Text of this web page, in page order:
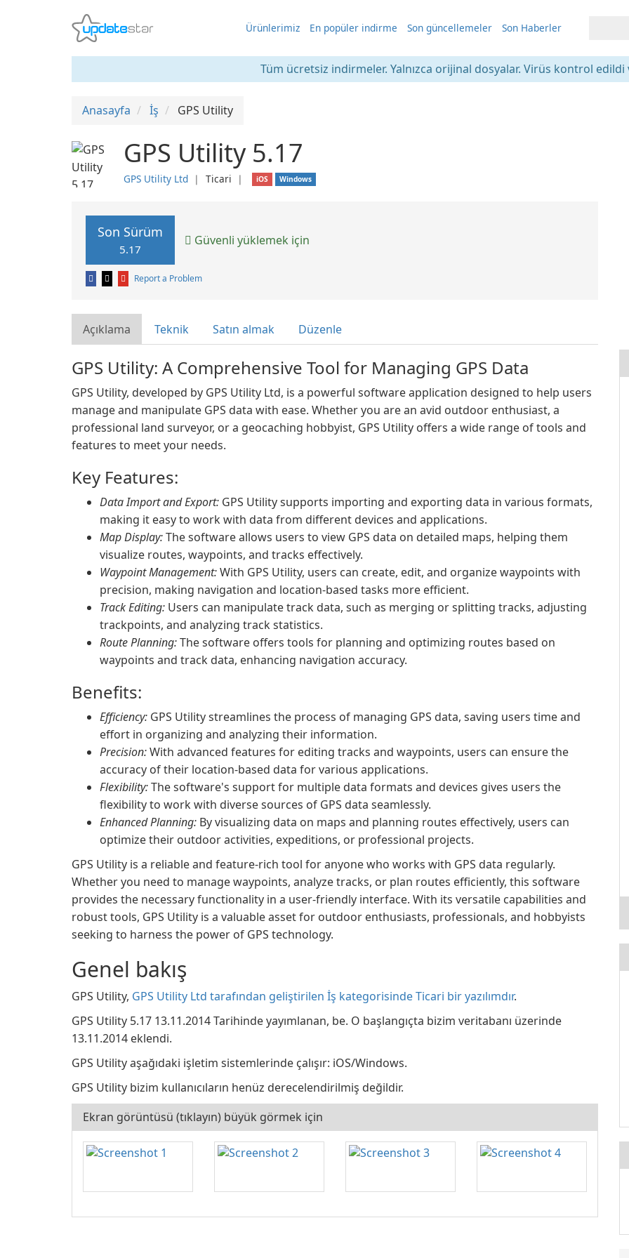
Ürünlerimiz En popüler indirme Son güncellemeler Son Haberler
Tüm ücretsiz indirmeler. Yalnızca orijinal dosyalar. Virüs kontrol edildi
Anasayfa İş GPS Utility
GPS Utility 5.17
GPS Utility Ltd ❘ Ticari ❘ iOS Windows
Son Sürüm
5.17
Güvenli yüklemek için
Report a Problem
Açıklama Teknik Satın almak Düzenle
GPS Utility: A Comprehensive Tool for Managing GPS Data
GPS Utility, developed by GPS Utility Ltd, is a powerful software application designed to help users
manage and manipulate GPS data with ease. Whether you are an avid outdoor enthusiast, a
professional land surveyor, or a geocaching hobbyist, GPS Utility offers a wide range of tools and
features to meet your needs.
Key Features:
Data Import and Export: GPS Utility supports importing and exporting data in various formats,
making it easy to work with data from different devices and applications.
Map Display:The software allows users to view GPS data on detailed maps, helping them
visualize routes, waypoints, and tracks effectively.
Waypoint Management:With GPS Utility, users can create, edit, and organize waypoints with
precision, making navigation and location-based tasks more efficient.
Track Editing: Users can manipulate track data, such as merging or splitting tracks, adjusting
trackpoints, and analyzing track statistics.
Route Planning:The software offers tools for planning and optimizing routes based on
waypoints and track data, enhancing navigation accuracy.
Benefits:
Efficiency: GPS Utility streamlines the process of managing GPS data, saving users time and
effort in organizing and analyzing their information.
Precision:With advanced features for editing tracks and waypoints, users can ensure the
accuracy of their location-based data for various applications.
Flexibility:The software's support for multiple data formats and devices gives users the
flexibility to work with diverse sources of GPS data seamlessly.
Enhanced Planning: By visualizing data on maps and planning routes effectively, users can
optimize their outdoor activities, expeditions, or professional projects.
GPS Utility is a reliable and feature-rich tool for anyone who works with GPS data regularly.
Whether you need to manage waypoints, analyze tracks, or plan routes efficiently, this software
provides the necessary functionality in a user-friendly interface. With its versatile capabilities and
robust tools, GPS Utility is a valuable asset for outdoor enthusiasts, professionals, and hobbyists
seeking to harness the power of GPS technology.
Genel bakış
GPS Utility, GPS Utility Ltd tarafından geliştirilen İş kategorisinde Ticari bir yazılımdır.
GPS Utility 5.17 13.11.2014 Tarihinde yayımlanan, be. O başlangıçta bizim veritabanı üzerinde
13.11.2014 eklendi.
GPS Utility aşağıdaki işletim sistemlerinde çalışır: iOS/Windows.
GPS Utility bizim kullanıcıların henüz derecelendirilmiş değildir.
Ekran görüntüsü (tıklayın) büyük görmek için